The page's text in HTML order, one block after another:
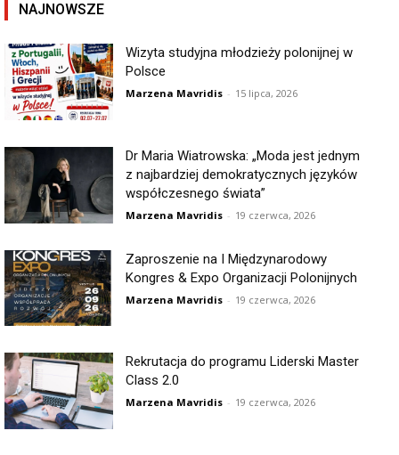
NAJNOWSZE
Wizyta studyjna młodzieży polonijnej w
Polsce
Marzena Mavridis - 15 lipca, 2026
Dr Maria Wiatrowska: „Moda jest jednym
z najbardziej demokratycznych języków
współczesnego świata”
Marzena Mavridis - 19 czerwca, 2026
Zaproszenie na I Międzynarodowy
Kongres & Expo Organizacji Polonijnych
Marzena Mavridis - 19 czerwca, 2026
Rekrutacja do programu Liderski Master
Class 2.0
Marzena Mavridis - 19 czerwca, 2026